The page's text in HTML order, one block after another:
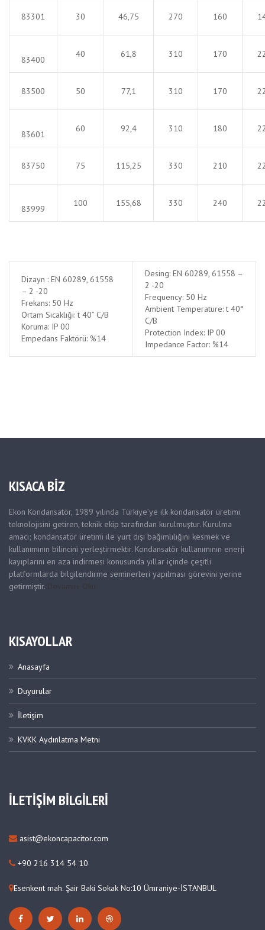
83301 30 46,75 270 160
83400
40 61,8 310 170
83500 50 77,1 310 170
83601
60 92,4 310 180
83750 75 115,25 330 210
83999
100 155,68 330 240
Dizayn : EN 60289, 61558
– 2 -20
Frekans: 50 Hz
Ortam Sıcaklığı: t 40” C/B
Koruma: IP 00
Empedans Faktörü: %14
Desing: EN 60289, 61558 –
2 -20
Frequency: 50 Hz
Ambient Temperature: t 40°
C/B
Protection Index: IP 00
Impedance Factor: %14
KISACA BİZ
Ekon Kondansatör, 1989 yılında Türkiye’ye ilk kondansatör üretimi
teknolojisini getiren, teknik ekip tarafından kurulmuştur. Kurulma
amacı; kondansatör üretimi ile yurt dışı bağımlılığını kesmek ve
kullanımının bilincini yerleştirmektir. Kondansatör kullanımının enerji
kayıplarını en aza indirmesi konusunda yıllar içinde çeşitli
platformlarda bilgilendirme seminerleri yapılması görevini yerine
getirmiştir. Devamını Oku
KISAYOLLAR
Anasayfa
Duyurular
İletişim
KVKK Aydınlatma Metni
İLETİŞİM BİLGİLERİ
asist@ekoncapacitor.com
+90 216 314 54 10
Esenkent mah. Şair Baki Sokak No:10 Ümraniye-İSTANBUL